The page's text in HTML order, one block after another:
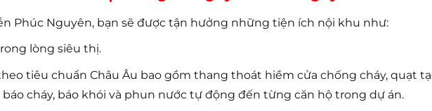
Phúc Nguyên, bạn sẽ được tận hưởng những tiện ích nội khu như:
lòng siêu thị.
tiêu chuẩn Châu Âu bao gồm thang thoát hiềm cửa chống cháy, quạt
cháy, báo khói và phun nước tự động đến từng căn hộ trong dự án.